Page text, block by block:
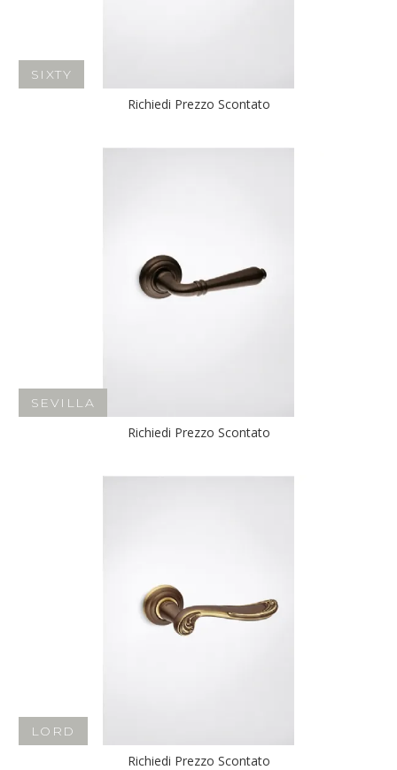
SIXTY
Richiedi Prezzo Scontato
SEVILLA
Richiedi Prezzo Scontato
LORD
Richiedi Prezzo Scontato